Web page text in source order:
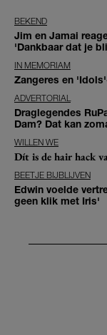
BEKEND
Jim en Jamai
'Dankbaar dat je
IN MEMORIAM
Zangeres en
ADVERTORIAL
Draglegendes
Dam? Dat kan
WILLEN WE
Dít is de hair hack
BEETJE BIJBLIJVEN
Edwin voelde
geen klik met Iris'